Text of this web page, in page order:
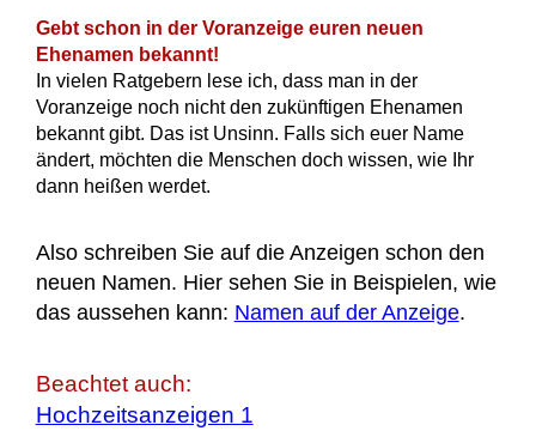
Gebt schon in der Voranzeige euren neuen
Ehenamen bekannt!
In vielen Ratgebern lese ich, dass man in der
Voranzeige noch nicht den zukünftigen Ehenamen
bekannt gibt. Das ist Unsinn. Falls sich euer Name
ändert, möchten die Menschen doch wissen, wie Ihr
dann heißen werdet.
Also schreiben Sie auf die Anzeigen schon den
neuen Namen. Hier sehen Sie in Beispielen, wie
das aussehen kann: Namen auf der Anzeige.
Beachtet auch:
Hochzeitsanzeigen 1